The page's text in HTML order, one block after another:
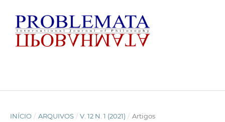
INÍCIO / ARQUIVOS / V. 12 N. 1 (2021) / Artigos